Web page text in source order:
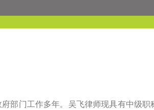
部门工作多年。吴飞律师现具有中级职